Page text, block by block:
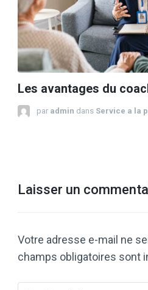
Les avantages du
par admin dans Service a la
Laisser un
Votre adresse e-mail ne
champs obligatoires sont